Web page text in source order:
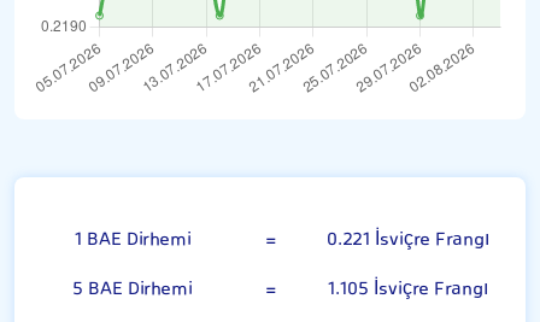
1 BAE Dirhemi =
0.221 İsviçre Frangı
5 BAE Dirhemi
=
1.105 İsviçre Frangı